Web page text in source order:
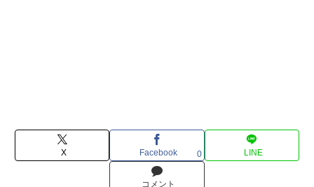
X Facebook 0 LINE
コメント